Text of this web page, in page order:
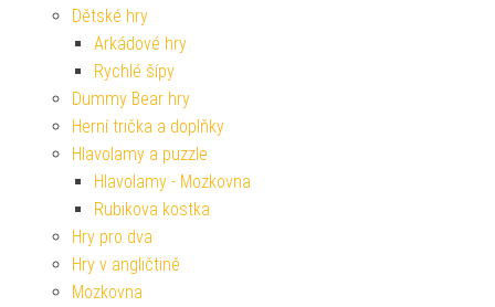
Dětské hry
Arkádové hry
Rychlé šípy
Dummy Bear hry
Herní trička a doplňky
Hlavolamy a puzzle
Hlavolamy - Mozkovna
Rubikova kostka
Hry pro dva
Hry v angličtině
Mozkovna